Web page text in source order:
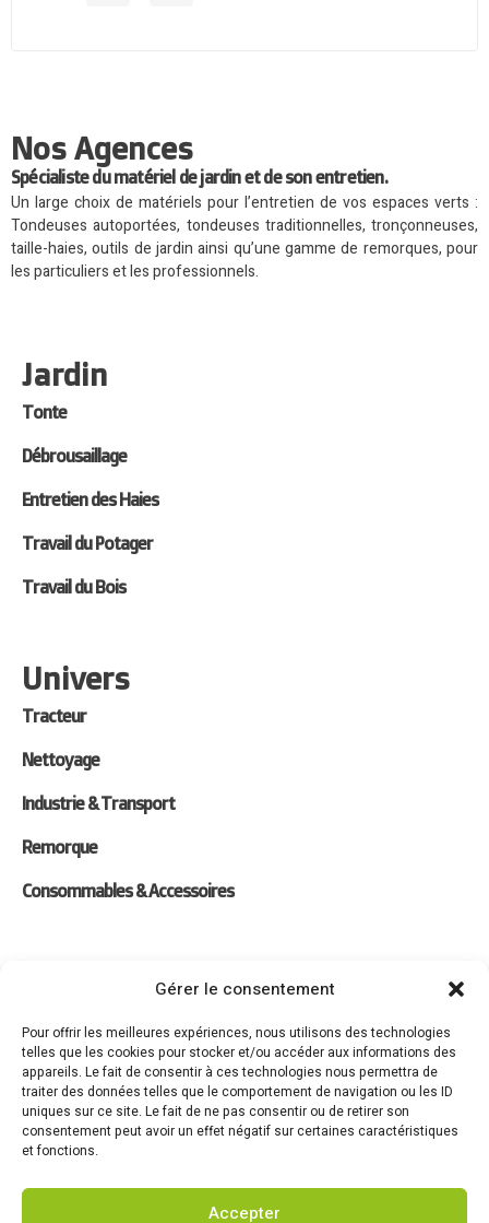
Gérer le consentement
Pour offrir les meilleures expériences, nous utilisons des technologies
telles que les cookies pour stocker et/ou accéder aux informations des
appareils. Le fait de consentir à ces technologies nous permettra de
traiter des données telles que le comportement de navigation ou les ID
uniques sur ce site. Le fait de ne pas consentir ou de retirer son
consentement peut avoir un effet négatif sur certaines caractéristiques
et fonctions.
Accepter
Nos Agences
Spécialiste du matériel de jardin et de son entretien.
Un large choix de matériels pour l’entretien de vos espaces verts :
Tondeuses autoportées, tondeuses traditionnelles, tronçonneuses,
taille-haies, outils de jardin ainsi qu’une gamme de remorques, pour
les particuliers et les professionnels.
Jardin
Tonte
Débrousaillage
Entretien des Haies
Travail du Potager
Travail du Bois
Univers
Tracteur
Nettoyage
Industrie & Transport
Remorque
Consommables & Accessoires
Forfaits Entretien
Actualités
Recrutement
Contact